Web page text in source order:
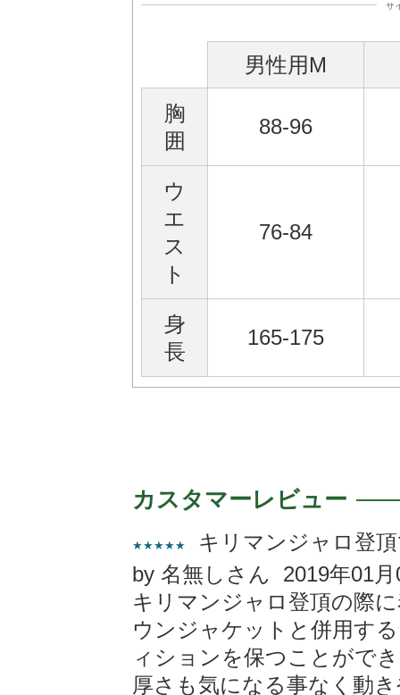
サ
男性用M
胸
囲
88-96
ウ
エ
ス
ト
76-84
身
長
165-175
カスタマーレビュー
★★★★★
キリマンジャロ登
by 名無しさん 2019年01月
キリマンジャロ登頂の際
ウンジャケットと併用す
ィションを保つことがで
厚さも気になる事なく動